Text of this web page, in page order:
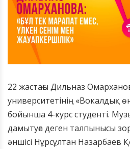
22 жастағы Дильназ
университетінің «Вокалдық
бойынша 4-курс студенті.
дамытуға деген талпынысы
әншісі Нұрсұлтан